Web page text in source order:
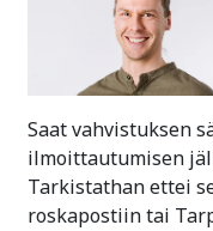
Saat vahvistuksen
ilmoittautumisen
Tarkistathan ettei
roskapostiin tai